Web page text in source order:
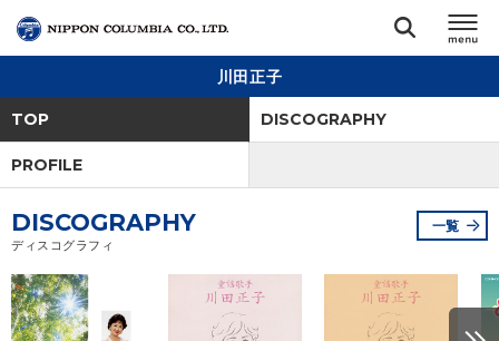
アーティスト
ジャンル
川田正子
TOP DISCOGRAPHY
PROFILE
DISCOGRAPHY
ディスコグラフィ
一覧